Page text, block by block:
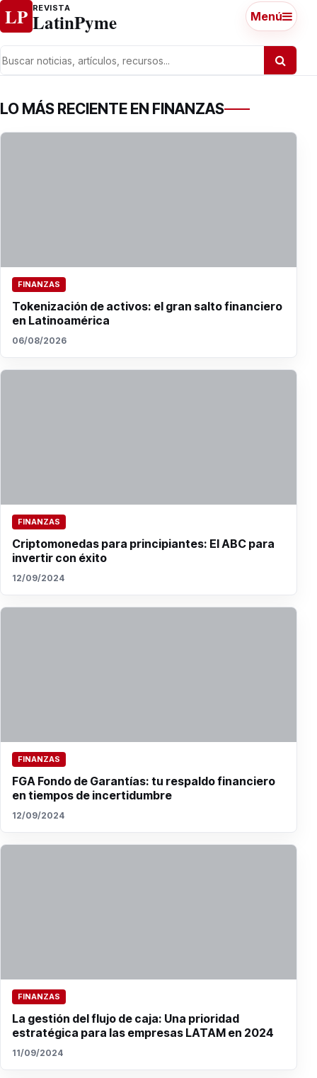
Ir al contenido
LP REVISTA
LatinPyme Menú
LO MÁS RECIENTE EN FINANZAS
FINANZAS
Tokenización de activos: el gran salto financiero
en Latinoamérica
06/08/2026
FINANZAS
Criptomonedas para principiantes: El ABC para
invertir con éxito
12/09/2024
FINANZAS
FGA Fondo de Garantías: tu respaldo financiero
en tiempos de incertidumbre
12/09/2024
FINANZAS
La gestión del flujo de caja: Una prioridad
estratégica para las empresas LATAM en 2024
11/09/2024